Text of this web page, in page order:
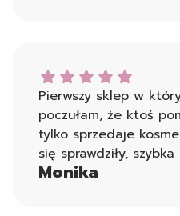
Monika dał ocenę: 5
Pierwszy sklep w
poczułam, że ktoś
tylko sprzedaje
się sprawdziły, szybka
Monika